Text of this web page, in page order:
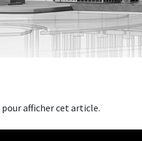
pour afficher cet article.